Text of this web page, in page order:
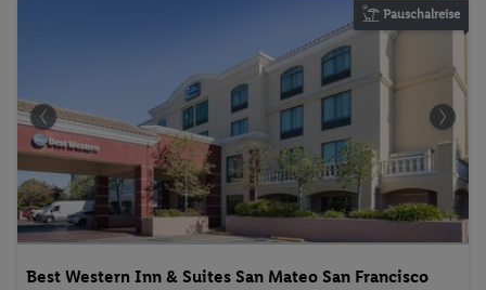
Pauschalreise
Best Western Inn & Suites San Mateo San Francisco